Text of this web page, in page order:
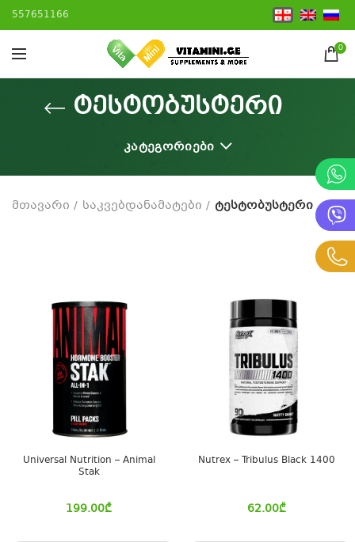
557651166
0
ტესტობუსტერი
ᲙᲐᲢᲔᲒᲝᲠᲘᲔᲑᲘ
მთავარი საკვებდანამატები ტესტობუსტერი
Universal Nutrition – Animal
Stak
199.00₾
Nutrex – Tribulus Black 1400
62.00₾